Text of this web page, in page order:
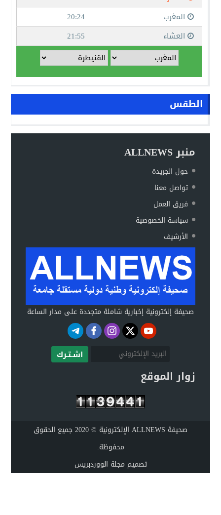
الطقس
منبر ALLNEWS
حول الجريدة
تواصل معنا
فريق العمل
سياسة الخصوصية
الأرشيف
صحيفة إلكترونية إخبارية شاملة متجددة على مدار الساعة
اشـتـرك
زوار الموقع
صحيفة ALLNEWS الإلكترونية © 2020 جميع الحقوق
محفوظة.
تصميم مجلة الووردبريس